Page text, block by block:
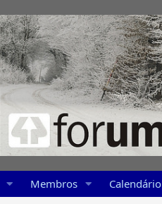
Membros Calendário